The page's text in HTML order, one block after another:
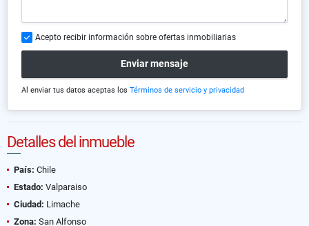
Acepto recibir información sobre ofertas inmobiliarias
Enviar mensaje
Al enviar tus datos aceptas los Términos de servicio y privacidad
Detalles del inmueble
País: Chile
Estado: Valparaiso
Ciudad: Limache
Zona: San Alfonso